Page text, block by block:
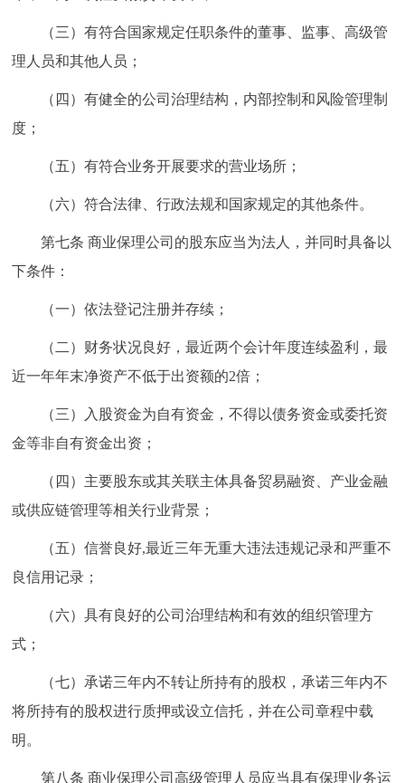
（三）有符合国家规定任职条件的董事、监事、高级管
理人员和其他人员；
（四）有健全的公司治理结构，内部控制和风险管理制
度；
（五）有符合业务开展要求的营业场所；
（六）符合法律、行政法规和国家规定的其他条件。
第七条 商业保理公司的股东应当为法人，并同时具备以
下条件：
（一）依法登记注册并存续；
（二）财务状况良好，最近两个会计年度连续盈利，最
近一年年末净资产不低于出资额的2倍；
（三）入股资金为自有资金，不得以债务资金或委托资
金等非自有资金出资；
（四）主要股东或其关联主体具备贸易融资、产业金融
或供应链管理等相关行业背景；
（五）信誉良好,最近三年无重大违法违规记录和严重不
良信用记录；
（六）具有良好的公司治理结构和有效的组织管理方
式；
（七）承诺三年内不转让所持有的股权，承诺三年内不
将所持有的股权进行质押或设立信托，并在公司章程中载
明。
第八条 商业保理公司高级管理人员应当具有保理业务运